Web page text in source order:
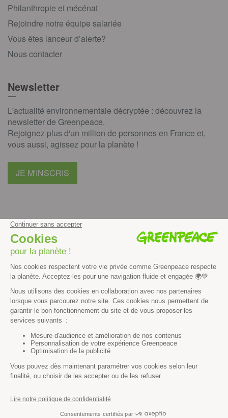
Philanthropie et mécénat
Rejoindre notre équipe salariée
Vous êtes lanceur d’alerte?
Nous contacter
Newsletter
L'actualité environnementale décryptée : découvrez la
newsletter de Greenpeace.
Rejoignez plus d'un million de personnes en France et,
vous aussi, agissez pour la planète !
JE M'INSCRIS
instagramyoutube
Contenus et propriété intellectuelle
Mentions légales
Politique de confidentialité
Les autres sites de Greenpeace
dans le monde
Cliquez-ici pour modifier vos préférences en matière de cookies
Greenpeace
Tel : 01 80 96 96 96